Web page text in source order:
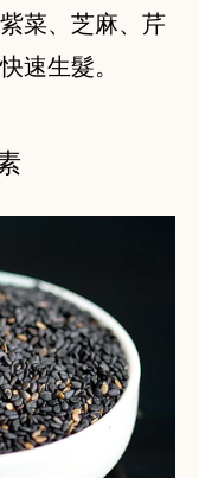
菜、芝麻、芹
速生髮。